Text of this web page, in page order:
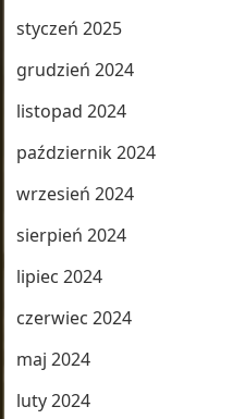
styczeń 2025
grudzień 2024
listopad 2024
październik 2024
wrzesień 2024
sierpień 2024
lipiec 2024
czerwiec 2024
maj 2024
luty 2024